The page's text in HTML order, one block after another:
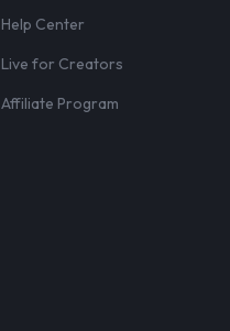
Help Center
Live for Creators
Affiliate Program